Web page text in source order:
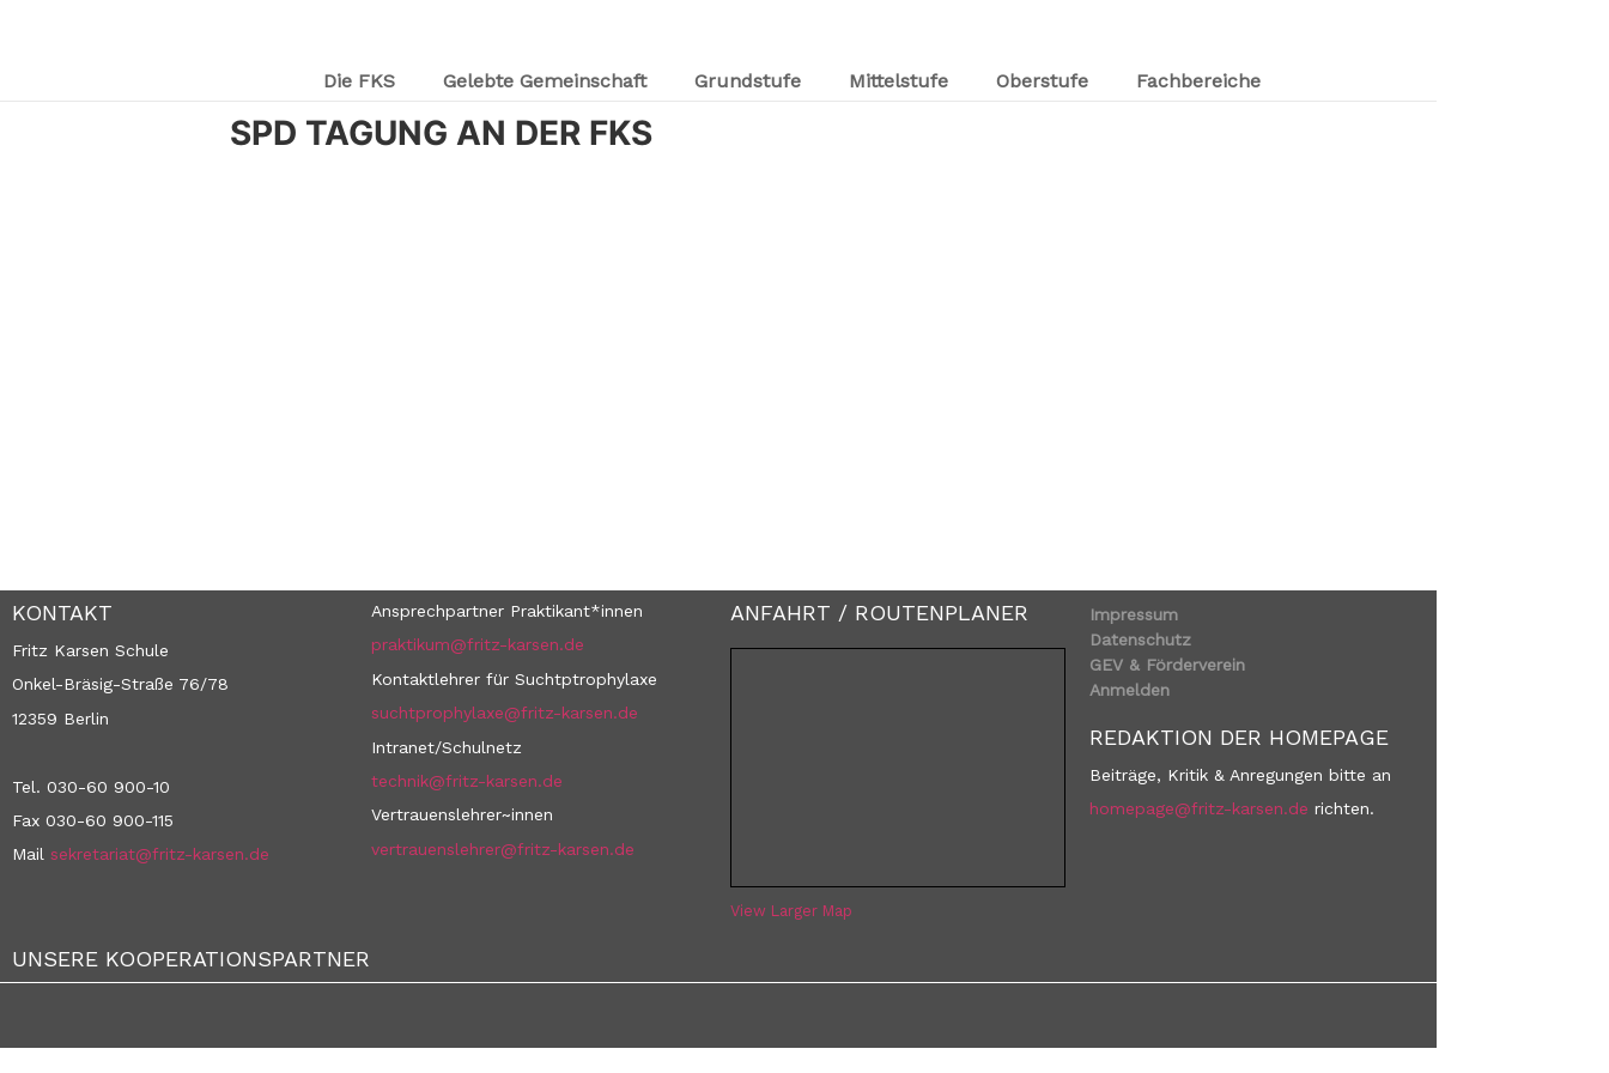
Die FKS Gelebte Gemeinschaft Grundstufe Mittelstufe Oberstufe Fachbereiche
SPD TAGUNG AN DER FKS
KONTAKT
Fritz Karsen Schule
Onkel-Bräsig-Straße 76/78
12359 Berlin
Tel. 030-60 900-10
Fax 030-60 900-115
Mail sekretariat@fritz-karsen.de
Ansprechpartner Praktikant*innen
praktikum@fritz-karsen.de
Kontaktlehrer für Suchtptrophylaxe
suchtprophylaxe@fritz-karsen.de
Intranet/Schulnetz
technik@fritz-karsen.de
Vertrauenslehrer~innen
vertrauenslehrer@fritz-karsen.de
ANFAHRT / ROUTENPLANER
View Larger Map
Impressum
Datenschutz
GEV & Förderverein
Anmelden
REDAKTION DER HOMEPAGE
Beiträge, Kritik & Anregungen bitte an
homepage@fritz-karsen.de richten.
UNSERE KOOPERATIONSPARTNER